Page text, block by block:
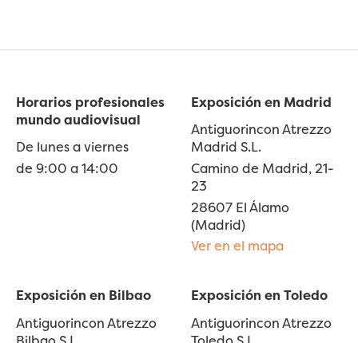
Horarios profesionales
mundo audiovisual
De lunes a viernes
de 9:00 a 14:00
Exposición en Madrid
Antiguorincon Atrezzo
Madrid S.L.
Camino de Madrid, 21-
23
28607 El Álamo
(Madrid)
Ver en el mapa
Exposición en Bilbao
Antiguorincon Atrezzo
Exposición en Toledo
Antiguorincon Atrezzo